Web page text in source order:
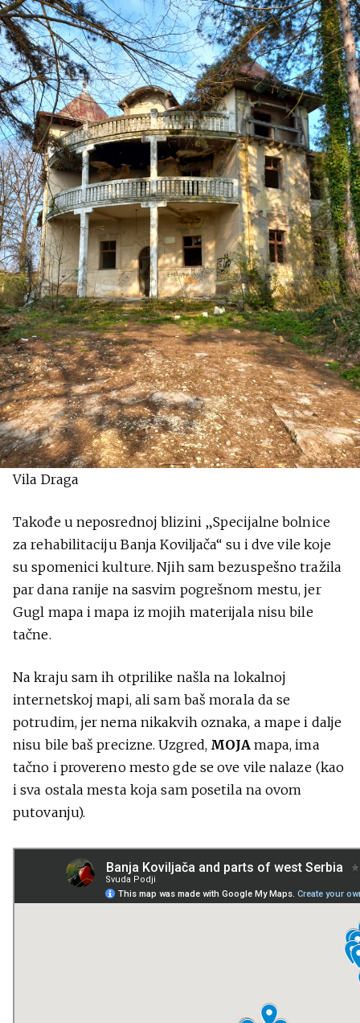
Vila Draga
Takođe u neposrednoj blizini „Specijalne bolnice
za rehabilitaciju Banja Koviljača“ su i dve vile koje
su spomenici kulture. Njih sam bezuspešno tražila
par dana ranije na sasvim pogrešnom mestu, jer
Gugl mapa i mapa iz mojih materijala nisu bile
tačne.
Na kraju sam ih otprilike našla na lokalnoj
internetskoj mapi, ali sam baš morala da se
potrudim, jer nema nikakvih oznaka, a mape i dalje
nisu bile baš precizne. Uzgred, MOJAmapa, ima
tačno i provereno mesto gde se ove vile nalaze (kao
i sva ostala mesta koja sam posetila na ovom
putovanju).